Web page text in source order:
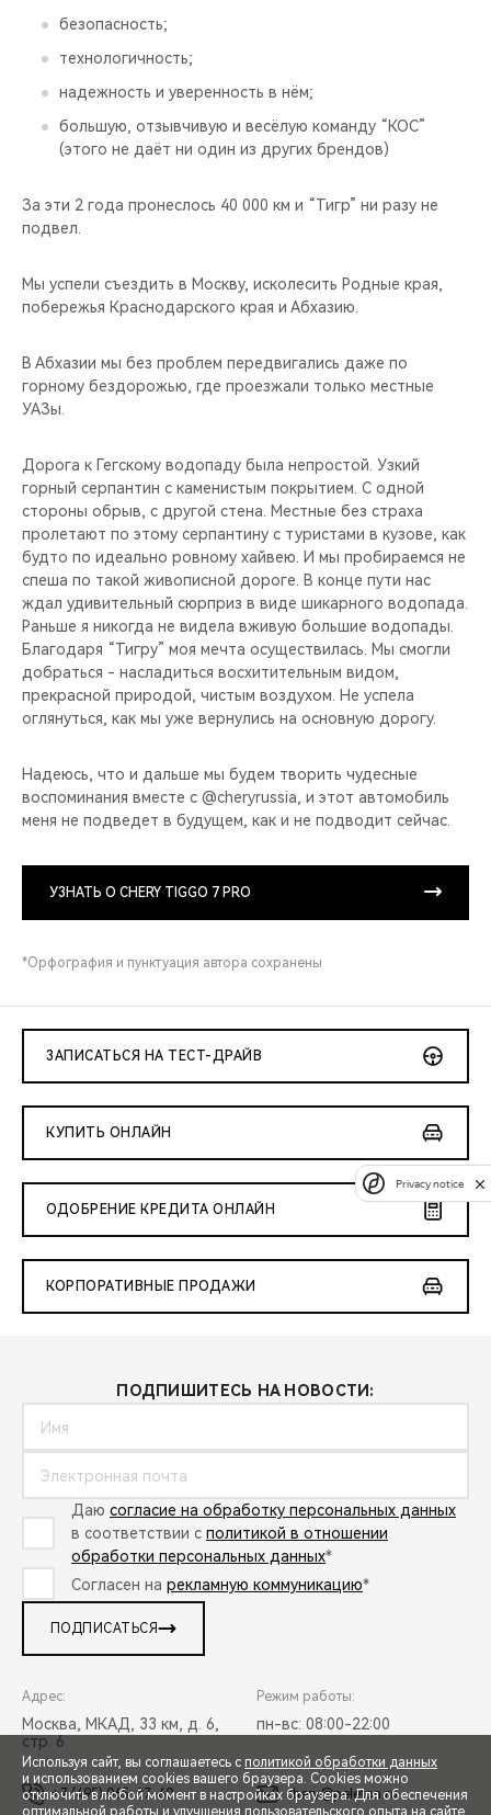
безопасность;
технологичность;
надежность и уверенность в нём;
большую, отзывчивую и весёлую команду “КОС”
(этого не даёт ни один из других брендов)
За эти 2 года пронеслось 40 000 км и “Тигр” ни разу не
подвел.
Мы успели съездить в Москву, исколесить Родные края,
побережья Краснодарского края и Абхазию.
В Абхазии мы без проблем передвигались даже по
горному бездорожью, где проезжали только местные
УАЗы.
Дорога к Гегскому водопаду была непростой. Узкий
горный серпантин с каменистым покрытием. С одной
стороны обрыв, с другой стена. Местные без страха
пролетают по этому серпантину с туристами в кузове, как
будто по идеально ровному хайвею. И мы пробираемся не
спеша по такой живописной дороге. В конце пути нас
ждал удивительный сюрприз в виде шикарного водопада.
Раньше я никогда не видела вживую большие водопады.
Благодаря “Тигру” моя мечта осуществилась. Мы смогли
добраться - насладиться восхитительным видом,
прекрасной природой, чистым воздухом. Не успела
оглянуться, как мы уже вернулись на основную дорогу.
Надеюсь, что и дальше мы будем творить чудесные
воспоминания вместе с @cheryrussia, и этот автомобиль
меня не подведет в будущем, как и не подводит сейчас.
УЗНАТЬ О CHERY TIGGO 7 PRO
*Орфография и пунктуация автора сохранены
ЗАПИСАТЬСЯ НА ТЕСТ-ДРАЙВ
КУПИТЬ ОНЛАЙН
ОДОБРЕНИЕ КРЕДИТА ОНЛАЙН
КОРПОРАТИВНЫЕ ПРОДАЖИ
ПОДПИШИТЕСЬ НА НОВОСТИ:
Даю согласие на обработку персональных данных
в соответствии с политикой в отношении
обработки персональных данных*
Согласен на рекламную коммуникацию*
ПОДПИСАТЬСЯ
Адрес:
Москва, МКАД, 33 км, д. 6,
стр. 6
Режим работы:
пн-вс: 08:00-22:00
+7 (495) 065-37-60 chery@peleton.ru
Используя сайт, вы соглашаетесь с политикой обработки данных
и использованием cookies вашего браузера. Cookies можно
отключить в любой момент в настройках браузера. Для обеспечения
оптимальной работы и улучшения пользовательского опыта на сайте
Privacy notice